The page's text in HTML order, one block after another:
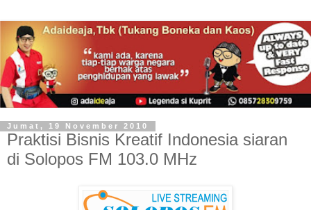
Jumat, 19 November 2010
Praktisi Bisnis Kreatif Indonesia siaran
di Solopos FM 103.0 MHz